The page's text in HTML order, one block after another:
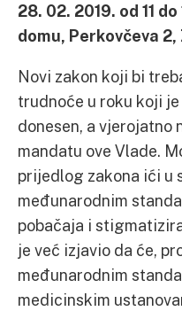
28. 02. 2019. od 11
domu, Perkovčeva
Novi zakon koji bi
trudnoće u roku koji
donesen, a vjerojatno
mandatu ove Vlade.
prijedlog zakona ići u
međunarodnim
pobačaja i
je već izjavio da će,
međunarodnim
medicinskim